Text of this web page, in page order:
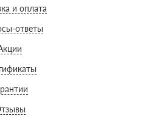
и оплата
ответы